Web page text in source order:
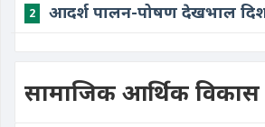
2 ​आदर्श पालन-पोषण देखभाल
सामाजिक आर्थिक विकास